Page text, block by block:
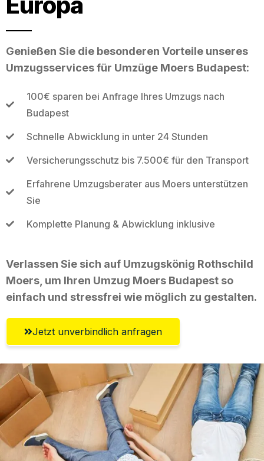
Genießen Sie die besonderen Vorteile unseres
Umzugsservices für Umzüge Moers Budapest:
100€ sparen bei Anfrage Ihres Umzugs nach
Budapest
Schnelle Abwicklung in unter 24 Stunden
Versicherungsschutz bis 7.500€ für den Transport
Erfahrene Umzugsberater aus Moers unterstützen
Sie
Komplette Planung & Abwicklung inklusive
Verlassen Sie sich auf Umzugskönig Rothschild
Moers, um Ihren Umzug Moers Budapest so
einfach und stressfrei wie möglich zu gestalten.
Jetzt unverbindlich anfragen